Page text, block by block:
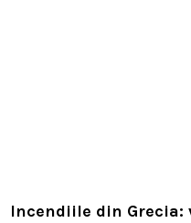
Incendiile din